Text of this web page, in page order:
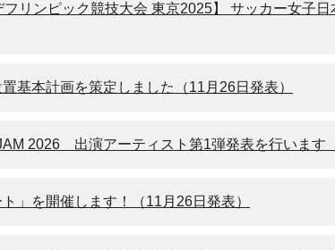
フリンピック競技大会 東京2025】 サッカー女子
基本計画を策定しました（11月26日発表）
2026 出演アーティスト第1弾発表を行います
ト」を開催します！（11月26日発表）